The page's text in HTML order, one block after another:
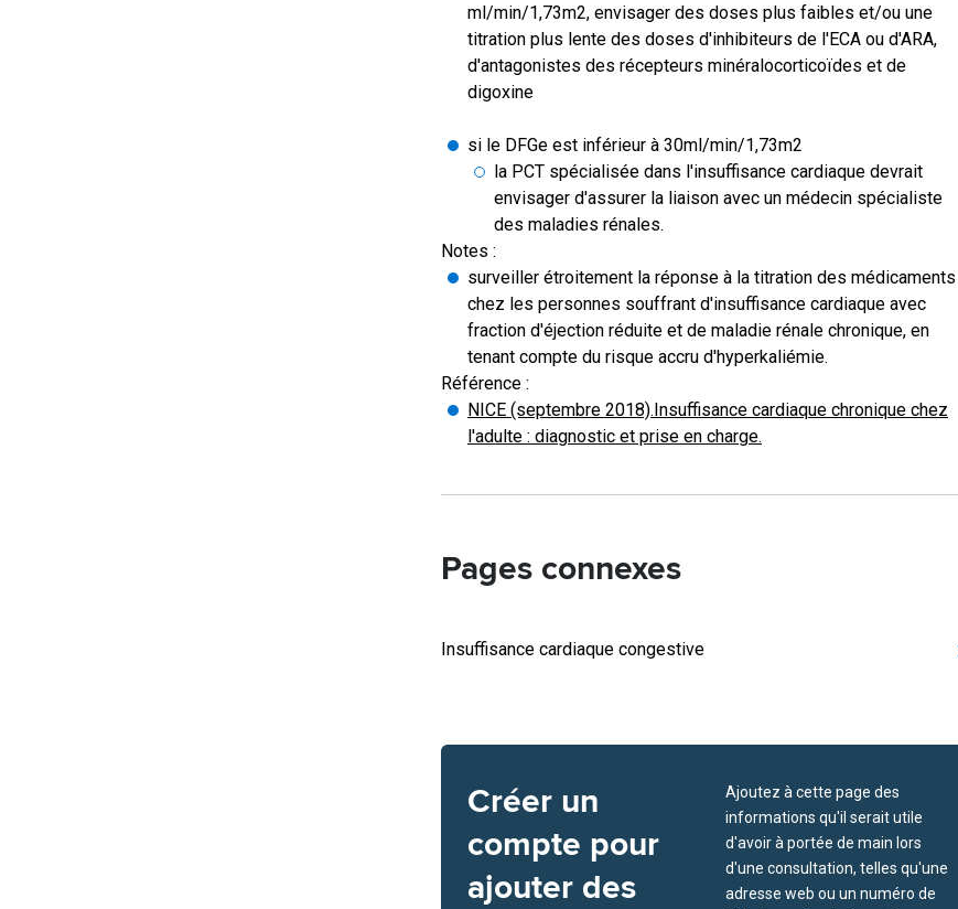
ml/min/1,73m2, envisager des doses plus faibles et/ou une
titration plus lente des doses d'inhibiteurs de l'ECA ou d'ARA,
d'antagonistes des récepteurs minéralocorticoïdes et de
digoxine
si le DFGe est inférieur à 30ml/min/1,73m2
la PCT spécialisée dans l'insuffisance cardiaque devrait
envisager d'assurer la liaison avec un médecin spécialiste
des maladies rénales.
Notes :
surveiller étroitement la réponse à la titration des médicaments
chez les personnes souffrant d'insuffisance cardiaque avec
fraction d'éjection réduite et de maladie rénale chronique, en
tenant compte du risque accru d'hyperkaliémie.
Référence :
NICE (septembre 2018).Insuffisance cardiaque chronique chez
l'adulte : diagnostic et prise en charge.
Pages connexes
Insuffisance cardiaque congestive
Créer un
compte pour
ajouter des
Ajoutez à cette page des
informations qu'il serait utile
d'avoir à portée de main lors
d'une consultation, telles qu'une
adresse web ou un numéro de